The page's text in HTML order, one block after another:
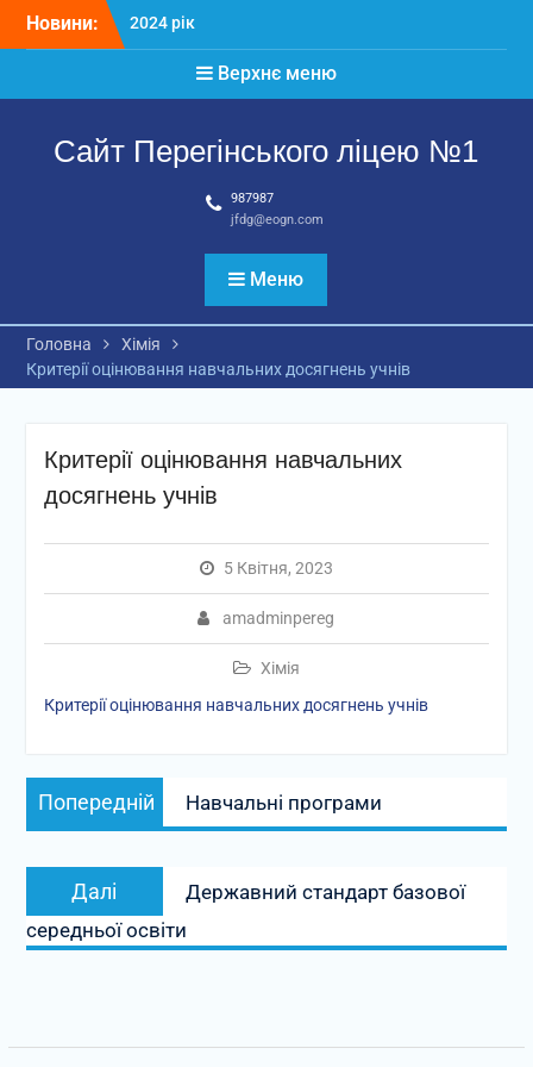
Новини:
2024 рік
Матеріали
Верхнє меню
Сайт Перегінського ліцею №1
987987
jfdg@eogn.com
Меню
Головна
Хімія
Критерії оцінювання навчальних досягнень учнів
Критерії оцінювання навчальних
досягнень учнів
5 Квітня, 2023
amadminpereg
Хімія
Критерії оцінювання навчальних досягнень учнів
Навігація
записів
Попередній
Попередній
запис:
Навчальні програми
Далі
запис:
Державний стандарт базової
середньої освіти